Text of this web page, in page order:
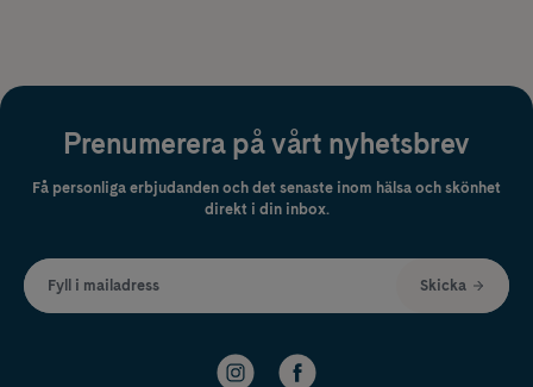
Prenumerera på vårt nyhetsbrev
Få personliga erbjudanden och det senaste inom hälsa och skönhet
direkt i din inbox.
Fyll i mailadress Skicka